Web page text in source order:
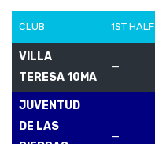
CLUB 1ST HALF
VILLA
TERESA 10MA
—
JUVENTUD
DE LAS
—